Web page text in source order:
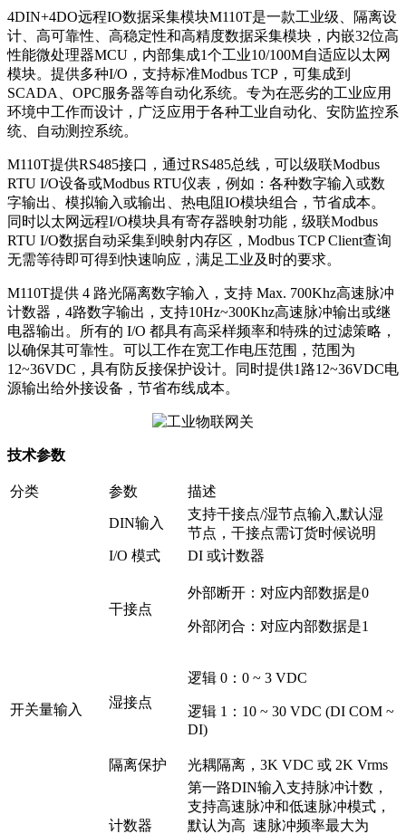
4DIN+4DO远程IO数据采集模块M110T是一款工业级、隔离设
计、高可靠性、高稳定性和高精度数据采集模块，内嵌32位高
性能微处理器MCU，内部集成1个工业10/100M自适应以太网
模块。提供多种I/O，支持标准Modbus TCP，可集成到
SCADA、OPC服务器等自动化系统。专为在恶劣的工业应用
环境中工作而设计，广泛应用于各种工业自动化、安防监控系
统、自动测控系统。
M110T提供RS485接口，通过RS485总线，可以级联Modbus
RTU I/O设备或Modbus RTU仪表，例如：各种数字输入或数
字输出、模拟输入或输出、热电阻IO模块组合，节省成本。
同时以太网远程I/O模块具有寄存器映射功能，级联Modbus
RTU I/O数据自动采集到映射内存区，Modbus TCP Client查询
无需等待即可得到快速响应，满足工业及时的要求。
M110T提供 4 路光隔离数字输入，支持 Max. 700Khz高速脉冲
计数器，4路数字输出，支持10Hz~300Khz高速脉冲输出或继
电器输出。所有的 I/O 都具有高采样频率和特殊的过滤策略，
以确保其可靠性。可以工作在宽工作电压范围，范围为
12~36VDC，具有防反接保护设计。同时提供1路12~36VDC电
源输出给外接设备，节省布线成本。
技术参数
分类 参数 描述
开关量输入
DIN输入
支持干接点/湿节点输入,默认湿
节点，干接点需订货时候说明
I/O 模式
DI 或计数器
干接点
外部断开：对应内部数据是0
外部闭合：对应内部数据是1
湿接点
逻辑 0：0 ~ 3 VDC
逻辑 1：10 ~ 30 VDC (DI COM ~
DI)
隔离保护 光耦隔离，3K VDC 或 2K Vrms
计数器
第一路DIN输入支持脉冲计数，
支持高速脉冲和低速脉冲模式，
默认为高 速脉冲频率最大为